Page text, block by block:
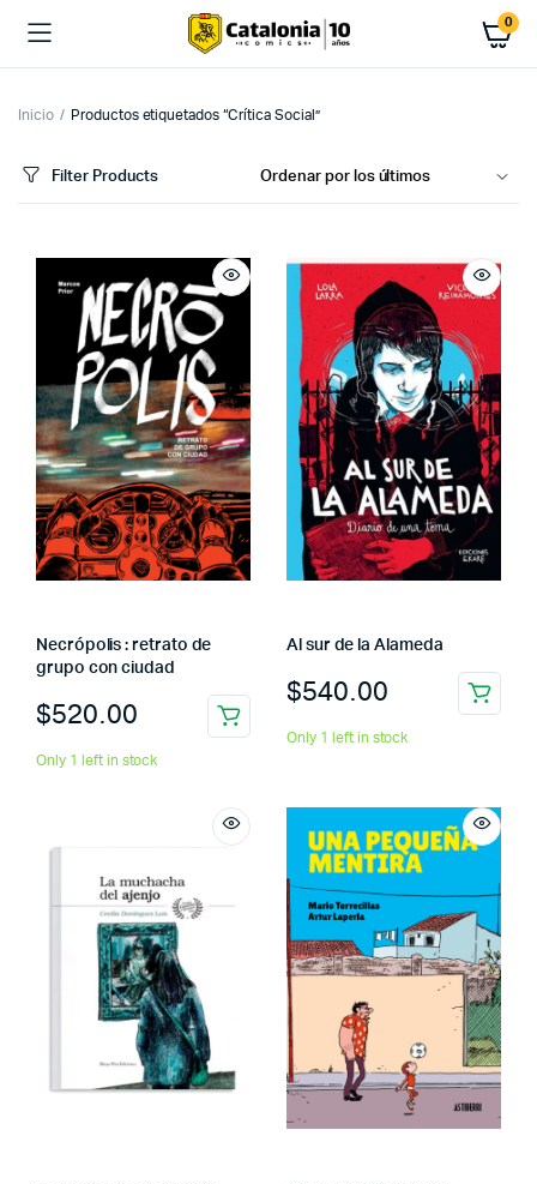
0
Inicio Productos etiquetados “Crítica Social”
Filter Products
Necrópolis : retrato de
grupo con ciudad
$520.00
Only 1 left in stock
Al sur de la Alameda
$540.00
Only 1 left in stock